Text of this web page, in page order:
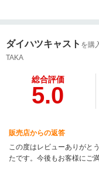
ダイハツキャスト を購
TAKA
総合評価
5.0
販売店からの返答
この度はレビューありがと
たです。今後もお客様にご